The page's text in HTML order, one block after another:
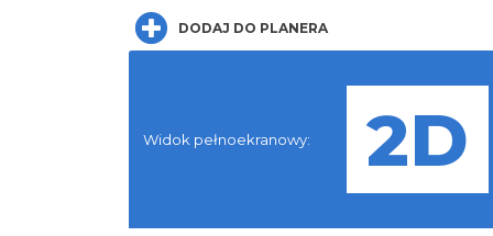
DODAJ DO PLANERA
Widok pełnoekranowy: